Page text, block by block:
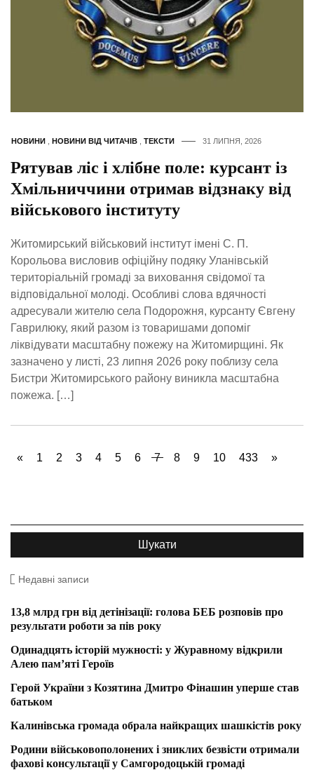
НОВИНИ НОВИНИ ВІД ЧИТАЧІВ ТЕКСТИ 31 ЛИПНЯ, 2026
Рятував ліс і хлібне поле: курсант із
Хмільниччини отримав відзнаку від
військового інституту
Житомирський військовий інститут імені С. П.
Корольова висловив офіційну подяку Уланівській
територіальній громаді за виховання свідомої та
відповідальної молоді. Особливі слова вдячності
адресували жителю села Подорожня, курсанту Євгену
Гаврилюку, який разом із товаришами допоміг
ліквідувати масштабну пожежу на Житомирщині. Як
зазначено у листі, 23 липня 2026 року поблизу села
Бистри Житомирського району виникла масштабна
пожежа. […]
« 1 2 3 4 5 6 7 8 9 10 433 »
Недавні записи
13,8 млрд грн від детінізації: голова БЕБ розповів про
результати роботи за пів року
Одинадцять історій мужності: у Журавному відкрили
Алею пам’яті Героїв
Герой України з Козятина Дмитро Фінашин уперше став
батьком
Калинівська громада обрала найкращих шашкістів року
Родини військовополонених і зниклих безвісти отримали
фахові консультації у Самгородоцькій громаді